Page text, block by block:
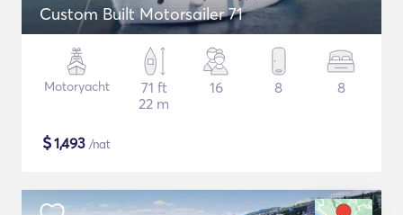
Custom Built Motorsailer 71
Motoryacht
71 ft
22 m
16 8 8
$1,493 /nat